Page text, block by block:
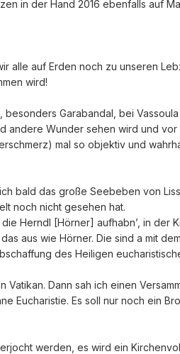
in der Hand 2016 ebenfalls auf
alle auf Erden noch zu unseren
wird!
Garabandal, bei
andere Wunder sehen wird und
mal so objektiv und
bald das große Seebeben von
noch nicht gesehen hat.
Herndl [Hörner] aufhabn’, in der
aus wie Hörner. Die sind a mit
des Heiligen
Dann sah ich einen
Eucharistie. Es soll nur noch ein
werden, es wird ein